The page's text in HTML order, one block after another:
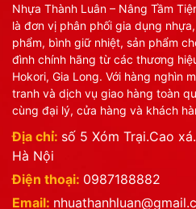
Nhựa Thành Luân – Nâng Tầm
là đơn vị phân phối gia dụng
phẩm, bình giữ nhiệt, sản phẩm
đình chính hãng từ các thương
Hokori, Gia Long. Với hàng nghìn
tranh và dịch vụ giao hàng toàn
cùng đại lý, cửa hàng và khách
Địa chỉ: số 5 Xóm Trại.Cao
Hà Nội
Điện thoại: 0987188882
Email: